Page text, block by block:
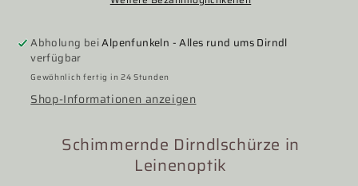
85er
85er
Abholung beiAlpenfunkeln - Alles rund ums Dirndl
verfügbar
Gewöhnlich fertig in 24 Stunden
Shop-Informationen anzeigen
Schimmernde Dirndlschürze in
Leinenoptik